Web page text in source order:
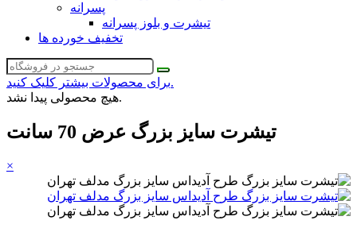
پسرانه
تیشرت و بلوز پسرانه
تخفیف خورده ها
برای محصولات بیشتر کلیک کنید.
هیچ محصولی پیدا نشد.
تیشرت سایز بزرگ عرض 70 سانت
×